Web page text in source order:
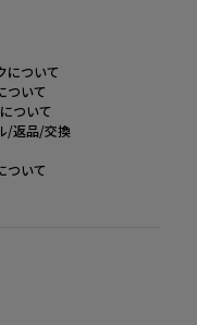
について
ついて
ついて
/返品/交換
ついて